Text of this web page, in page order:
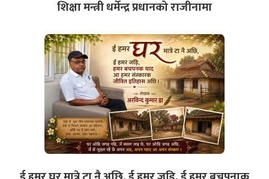
शिक्षा मन्त्री धर्मेन्द्र प्रधानको राजीनामा